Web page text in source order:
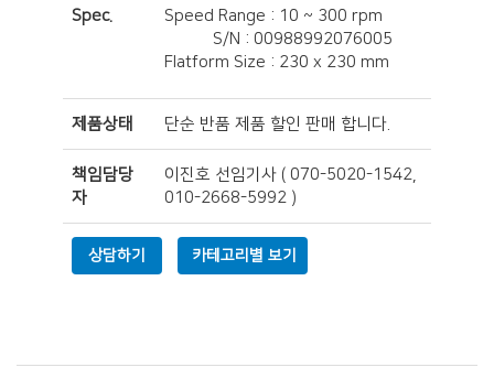
Spec.
Speed Range : 10 ~ 300 rpm
S/N : 00988992076005
Flatform Size : 230 x 230 mm
제품상태 단순 반품 제품 할인 판매 합니다.
책임담당
자
이진호 선임기사( 070-5020-1542,
010-2668-5992)
상담하기 카테고리별 보기